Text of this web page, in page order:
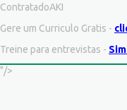
ContratadoAKI
Gere um Curriculo Gratis -
Treine para entrevistas -
"/>